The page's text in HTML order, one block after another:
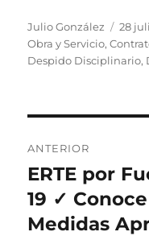
Autor
Julio González
el
28
Obra y Servicio,
Despido Disciplinario,
de
entradas
ANTERIOR
Entrada
anterior:
ERTE por
19 ✓
Medidas